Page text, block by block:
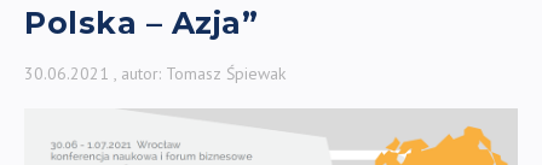
Polska – Azja”
30.06.2021 , autor: Tomasz Śpiewak